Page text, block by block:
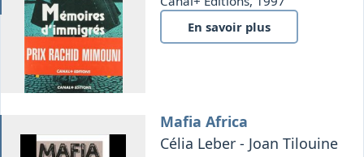
En savoir plus
Mafia Africa
Célia Leber - Joan Tilouine